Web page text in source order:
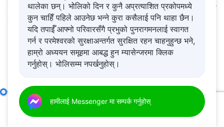
सत्यताको बुझाइ र परमेश्‍वरको कामको बोध छैन भन्‍ने देखाउँछ। के
त्यस्ता सबै मानिसहरू आफ्नो आस्थामा दिग्भ्रमित छैनन् र?
मार्च २०, २०१९
तपाई र तपाईको परिवारलाई अति आवश्यक छ भनेर आह्वान गर्दै: पीडा
बिना सुन्दर जीवन बिताउने मौका प्राप्त गर्न प्रभुको आगमनलाई
स्वागत गर्नु। यदि तपाईं आफ्नो परिवारसँग यो आशिष प्राप्त गर्न
थालेका छन्। भोलिको दिन र कुनै अप्रत्याशित प्रकोपमध्ये
कुन चाहिँ पहिले आउनेछ भन्ने कुरा कसैलाई पनि थाहा छैन।
यदि तपाईँ आफ्नो परिवारसँगै प्रभुको पुनरागमनलाई स्वागत
गर्न र परमेश्‍वरको सुरक्षाअन्तर्गत सुरक्षित रहन चाहनुहुन्छ भने,
हाम्रो अध्ययन समूहमा आबद्ध हुन म्यासेन्जरमा क्लिक
गर्नुहोस्। भोलिसम्म नपर्खनुहोस्।
हामीलाई Messenger मा सम्पर्क गर्नुहोस्